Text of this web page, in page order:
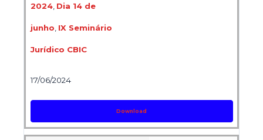
2024, Dia 14 de
junho IX Seminário
Jurídico CBIC
17/06/2024
Download